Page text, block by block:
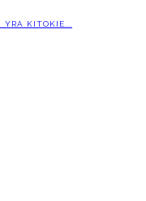
YRA KITOKIE...